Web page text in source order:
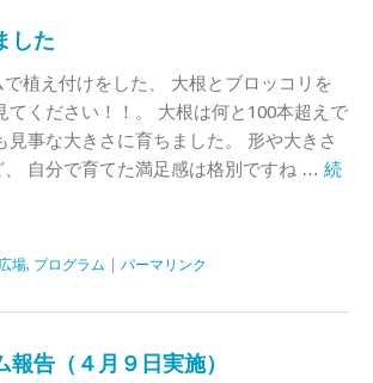
した
植え付けをした、 大根とブロッコリを
てください！！。 大根は何と100本超えで
見事な大きさに育ちました。 形や大きさ
、 自分で育てた満足感は格別ですね … 続
場, プログラム パーマリンク
告（４月９日実施）